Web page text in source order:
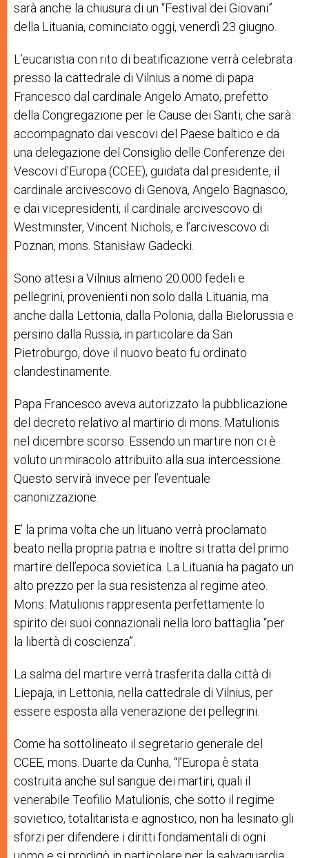
sarà anche la chiusura di un “Festival dei Giovani”
della Lituania, cominciato oggi, venerdì 23 giugno.
L’eucaristia con rito di beatificazione verrà celebrata
presso la cattedrale di Vilnius a nome di papa
Francesco dal cardinale Angelo Amato, prefetto
della Congregazione per le Cause dei Santi, che sarà
accompagnato dai vescovi del Paese baltico e da
una delegazione del Consiglio delle Conferenze dei
Vescovi d’Europa (CCEE), guidata dal presidente, il
cardinale arcivescovo di Genova, Angelo Bagnasco,
e dai vicepresidenti, il cardinale arcivescovo di
Westminster, Vincent Nichols, e l’arcivescovo di
Poznan, mons. Stanisław Gadecki.
Sono attesi a Vilnius almeno 20.000 fedeli e
pellegrini, provenienti non solo dalla Lituania, ma
anche dalla Lettonia, dalla Polonia, dalla Bielorussia e
persino dalla Russia, in particolare da San
Pietroburgo, dove il nuovo beato fu ordinato
clandestinamente.
Papa Francesco aveva autorizzato la pubblicazione
del decreto relativo al martirio di mons. Matulionis
nel dicembre scorso. Essendo un martire non ci è
voluto un miracolo attribuito alla sua intercessione.
Questo servirà invece per l’eventuale
canonizzazione.
E’ la prima volta che un lituano verrà proclamato
beato nella propria patria e inoltre si tratta del primo
martire dell’epoca sovietica. La Lituania ha pagato un
alto prezzo per la sua resistenza al regime ateo.
Mons. Matulionis rappresenta perfettamente lo
spirito dei suoi connazionali nella loro battaglia “per
la libertà di coscienza”.
La salma del martire verrà trasferita dalla città di
Liepaja, in Lettonia, nella cattedrale di Vilnius, per
essere esposta alla venerazione dei pellegrini.
Come ha sottolineato il segretario generale del
CCEE, mons. Duarte da Cunha, “l’Europa è stata
costruita anche sul sangue dei martiri, quali il
venerabile Teofilio Matulionis, che sotto il regime
sovietico, totalitarista e agnostico, non ha lesinato gli
sforzi per difendere i diritti fondamentali di ogni